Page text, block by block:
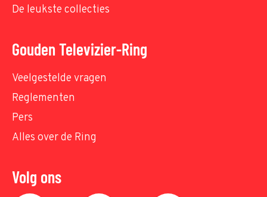
De leukste collecties
Gouden Televizier-Ring
Veelgestelde vragen
Reglementen
Pers
Alles over de Ring
Volg ons